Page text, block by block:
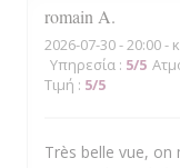
romain A
2026-07-30- 20:00 -
Υπηρεσία : 5/5
Τιμή : 5/5
Très belle vue, on